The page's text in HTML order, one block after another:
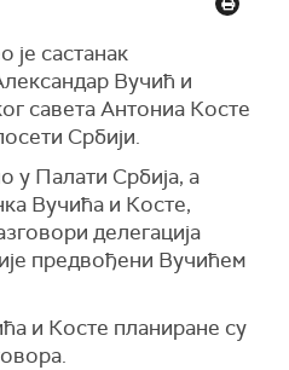
је састанак
Вучић и
савета Антониа Косте
Србији.
у Палати Србија, а
Вучића и Косте,
делегација
предвођени Вучићем
и Косте планиране су